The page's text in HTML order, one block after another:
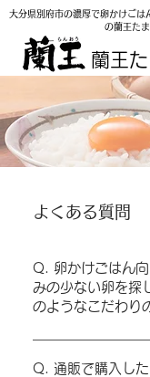
大分県別府市の濃厚で卵かけごは
の蘭王た
蘭王
よくある質問
Q. 卵かけごはん
みの少ない卵を探
のようなこだわり
A. 当店の「蘭王」は
厚な味わいが特長で
Q. 通販で購入した